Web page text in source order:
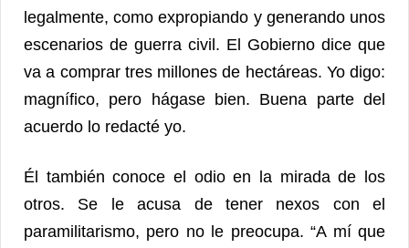
legalmente, como expropiando y generando unos
escenarios de guerra civil. El Gobierno dice que
va a comprar tres millones de hectáreas. Yo digo:
magnífico, pero hágase bien. Buena parte del
acuerdo lo redacté yo.
Él también conoce el odio en la mirada de los
otros. Se le acusa de tener nexos con el
paramilitarismo, pero no le preocupa. “A mí que